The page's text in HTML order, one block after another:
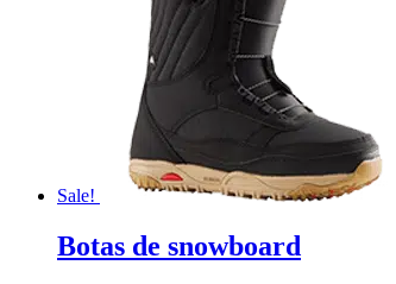
Sale!
Botas de snowboard